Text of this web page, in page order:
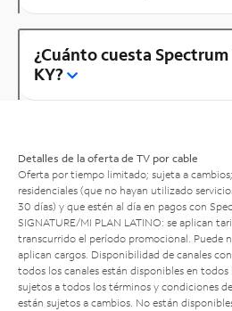
¿Cuánto cuesta
KY?
Detalles de la oferta de TV por cable
Oferta por tiempo limitado; sujeta a
residenciales (que no hayan utilizado
30 días) y que estén al día en pagos con
SIGNATURE/MI PLAN LATINO: se aplican
transcurrido el período promocional. Puede
aplican cargos. Disponibilidad de canales
todos los canales están disponibles en todos
sujetos a todos los términos y condiciones
están sujetos a cambios. No están